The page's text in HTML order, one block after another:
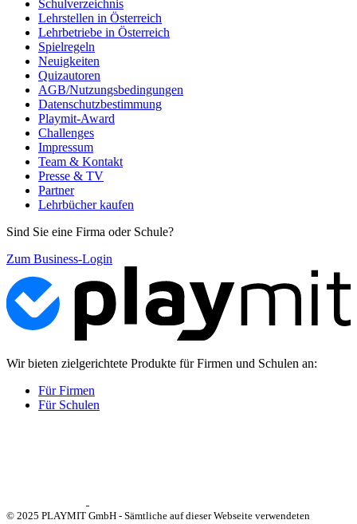
Schulverzeichnis
Lehrstellen in Österreich
Lehrbetriebe in Österreich
Spielregeln
Neuigkeiten
Quizautoren
AGB/Nutzungsbedingungen
Datenschutzbestimmung
Playmit-Award
Challenges
Impressum
Team & Kontakt
Presse & TV
Partner
Lehrbücher kaufen
Sind Sie eine Firma oder Schule?
Zum Business-Login
Wir bieten zielgerichtete Produkte für Firmen und Schulen an:
Für Firmen
Für Schulen
© 2025 PLAYMIT GmbH - Sämtliche auf dieser Webseite verwendeten